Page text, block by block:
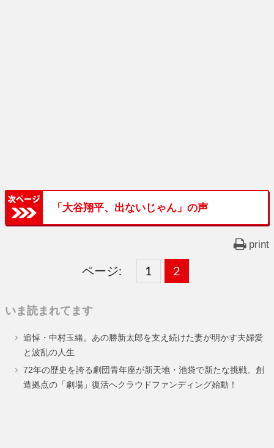
「大谷翔平、出ないじゃん」の声
print
ページ:
固
ー
ジ
1 ,
固
ー
ジ
2
いま読まれてます
追悼・中村玉緒。あの勝新太郎を支え続けた妻が明かす夫婦愛
と波乱の人生
72年の歴史を誇る劇団青年座が新天地・池袋で新たな挑戦。創
造拠点の「劇場」復活へクラウドファンディング始動！